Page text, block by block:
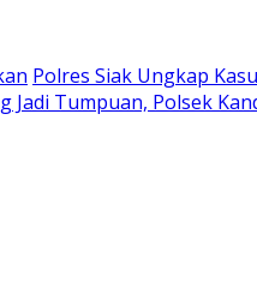
Polres Siak Ungkap
Jadi Tumpuan, Polsek